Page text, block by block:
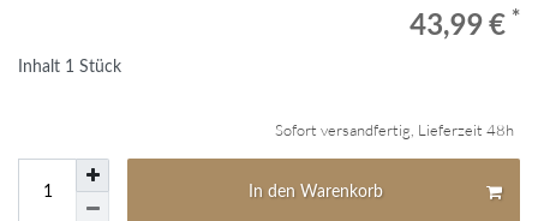
43,99 € *
Inhalt 1 Stück
Sofort versandfertig, Lieferzeit 48h
In den Warenkorb